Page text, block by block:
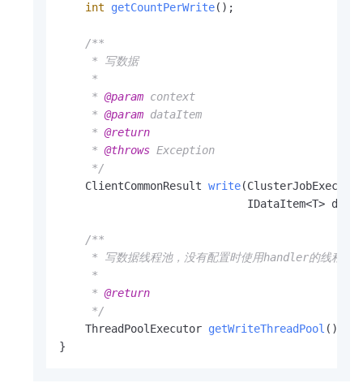
int
getCountPerWrite() ;
/**
     * 写数据
     *
     *
@param context
     *
@param dataItem
     *
@return
     *
@throws Exception
     */
    ClientCommonResult
write
IDataItem<T>
/**
     * 写数据线程池，没有配置时使用handler的线程池
     *
     *
@return
     */
    ThreadPoolExecutor
getWriteThreadPool ()